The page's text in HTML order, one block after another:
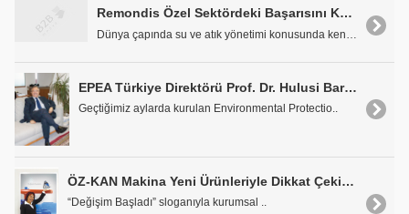
Remondis Özel Sektördeki Başarısını Kamuda da Göstermeyi Hedefliyor
EPEA Türkiye Direktörü Prof. Dr. Hulusi Barlas: 'Atık kavramı, 'Beşikten Beşiğe' Konsepti ile Değişiyor'
Geçtiğimiz aylarda kurulan Environmental Protectio..
ÖZ-KAN Makina Yeni Ürünleriyle Dikkat Çekiyor
“Değişim Başladı” sloganıyla kurumsal ..